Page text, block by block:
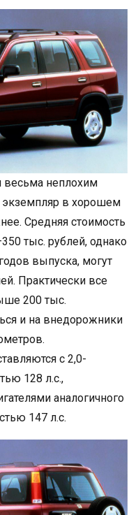
весьма неплохим
экземпляр в хорошем
Средняя стоимость
тыс. рублей, однако
выпуска, могут
Практически все
200 тыс.
и на внедорожники
с 2,0-
128 л.с.,
аналогичного
147 л.с.